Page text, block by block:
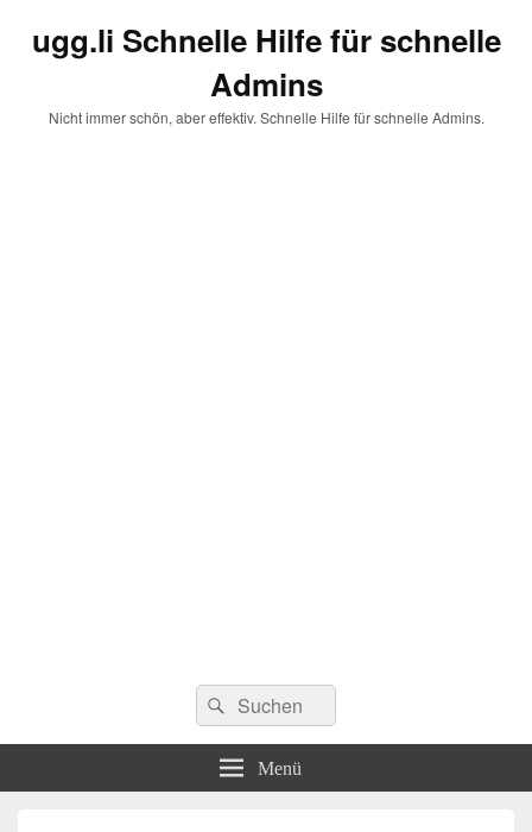
ugg.li Schnelle Hilfe für schnelle
Admins
Nicht immer schön, aber effektiv. Schnelle Hilfe für schnelle Admins.
Suchen
nach:
Suchen
Menü